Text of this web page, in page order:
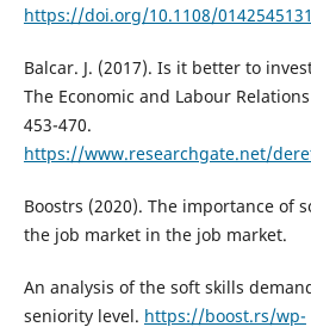
https://doi.org/10.1108/
Balcar. J. (2017). Is it better to
The Economic and Labour
453-470.
https://www.researchgate.net/
Boostrs (2020). The importance of
the job market in the job market.
An analysis of the soft skills
seniority level. https://boost.rs/wp-